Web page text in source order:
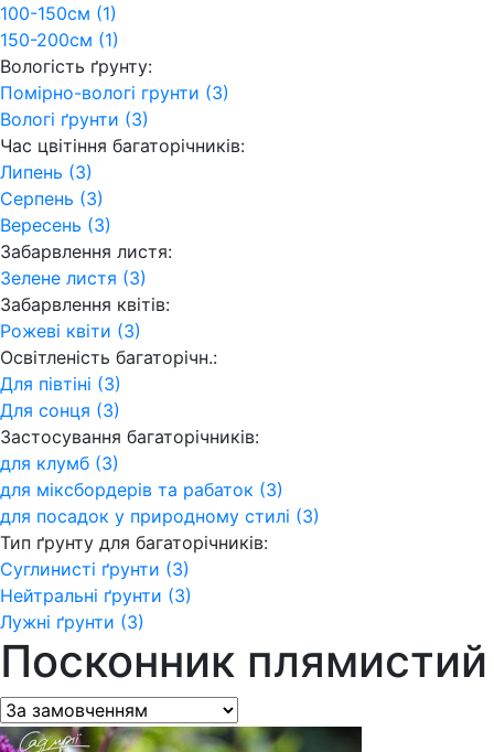
100-150см (1)
150-200см (1)
Вологість ґрунту:
Помірно-вологі грунти (3)
Вологі ґрунти (3)
Час цвітіння багаторічників:
Липень (3)
Серпень (3)
Вересень (3)
Забарвлення листя:
Зелене листя (3)
Забарвлення квітів:
Рожеві квіти (3)
Освітленість багаторічн.:
Для півтіні (3)
Для сонця (3)
Застосування багаторічників:
для клумб (3)
для міксбордерів та рабаток (3)
для посадок у природному стилі (3)
Тип ґрунту для багаторічників:
Суглинисті ґрунти (3)
Нейтральні ґрунти (3)
Лужні ґрунти (3)
Посконник плямистий